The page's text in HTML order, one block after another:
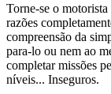
Torne-se o
razões
compreensão da
para-lo ou nem ao
completar missões
níveis... Inseguros.